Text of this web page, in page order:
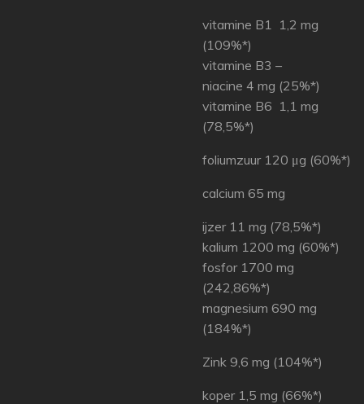
vitamine B1 1,2 mg
(109%*)
vitamine B3 –
niacine 4 mg (25%*)
vitamine B6 1,1 mg
(78,5%*)
foliumzuur 120 μg (60%*)
calcium 65 mg
ijzer 11 mg (78,5%*)
kalium 1200 mg (60%*)
fosfor 1700 mg
(242,86%*)
magnesium 690 mg
(184%*)
Zink 9,6 mg (104%*)
koper 1,5 mg (66%*)